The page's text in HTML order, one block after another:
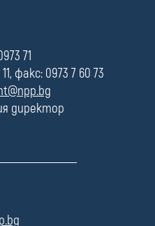
71
факс: 0973 7 60 73
директор